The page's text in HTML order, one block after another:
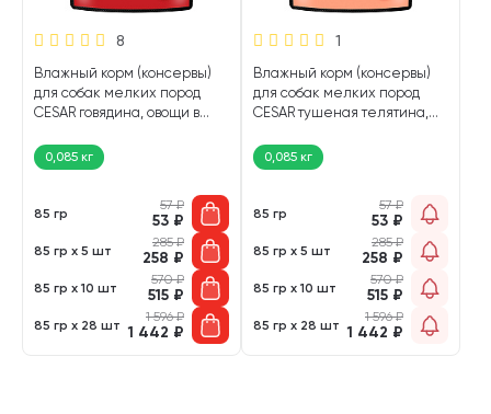
8
Влажный корм (консервы)
для собак мелких пород
CESAR говядина, овощи в
0,085 кг
85 гр
57₽
53 ₽
85 гр х 5 шт
285₽
258 ₽
85 гр х 10 шт
570₽
515 ₽
85 гр х 28 шт
1 596₽
1 442 ₽
1
Влажный корм (консервы)
для собак мелких пород
CESAR тушеная телятина,
0,085 кг
85 гр
57₽
53 ₽
85 гр х 5 шт
285₽
258 ₽
85 гр х 10 шт
570₽
515 ₽
85 гр х 28 шт
1 596₽
1 442 ₽